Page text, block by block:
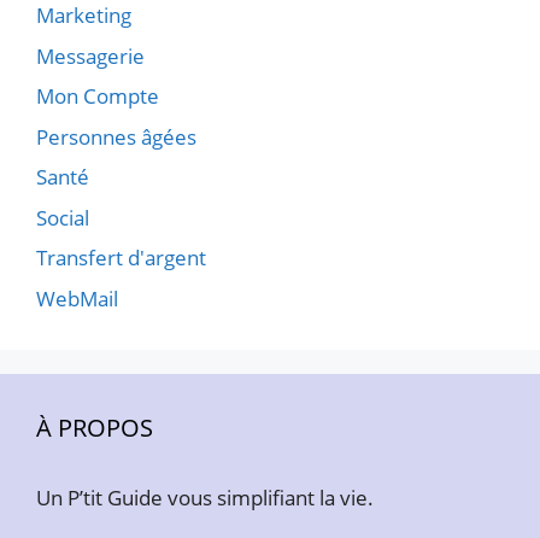
Marketing
Messagerie
Mon Compte
Personnes âgées
Santé
Social
Transfert d'argent
WebMail
À PROPOS
Un P’tit Guide vous simplifiant la vie.